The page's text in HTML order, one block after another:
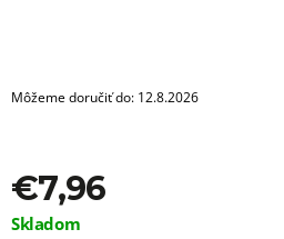
Môžeme doručiť do: 12.8.2026
€7,96
Jednotková
Skladom
FL-
€6